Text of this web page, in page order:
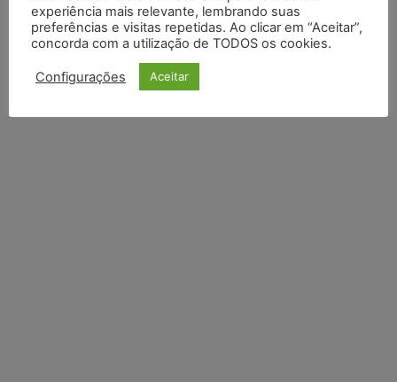
Continuar comGoogle
Continuar comX
experiência mais relevante, lembrando suas
preferências e visitas repetidas. Ao clicar em “Aceitar”,
concorda com a utilização de TODOS os cookies.
Configurações Aceitar